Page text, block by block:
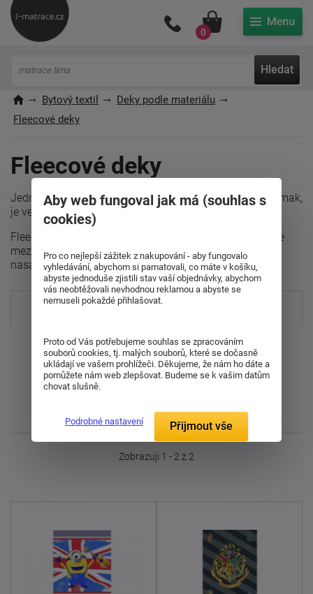
Hledat
Můj účet
0
Bytový textil
Deky podle materiálu
Fleecové deky
Fleecové deky
Jedná se o velmi oblíbený materiál, který je jemný na omak,
je velmi lehký a má výborné izolační vlastnosti.
Fleecová deka je velmi vhodná třeba i na piknik, protože
mezi další její dobré vlastnosti patří i minimální
nasákavost.
Nejprodávanější
Od nejdražšího
Od nejlevnějšího
Nejnovější
Zobrazuji 1 - 2 z 2
Aby web fungoval jak má (souhlas s
cookies)
Pro co nejlepší zážitek z nakupování - aby fungovalo
vyhledávání, abychom si pamatovali, co máte v košíku,
abyste jednoduše zjistili stav vaší objednávky, abychom
vás neobtěžovali nevhodnou reklamou a abyste se
nemuseli pokaždé přihlašovat.
Proto od Vás potřebujeme souhlas se zpracováním
souborů cookies, tj. malých souborů, které se dočasně
ukládají ve vašem prohlížeči. Děkujeme, že nám ho dáte a
pomůžete nám web zlepšovat. Budeme se k vašim datům
chovat slušně.
Podrobné nastavení Přijmout vše